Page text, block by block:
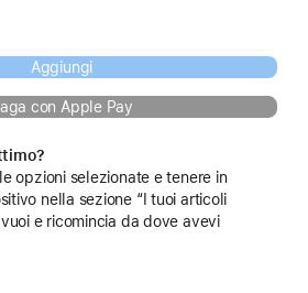
Aggiungi
con Apple Pay
opzioni selezionate e tenere in
nella sezione “I tuoi articoli
e ricomincia da dove avevi